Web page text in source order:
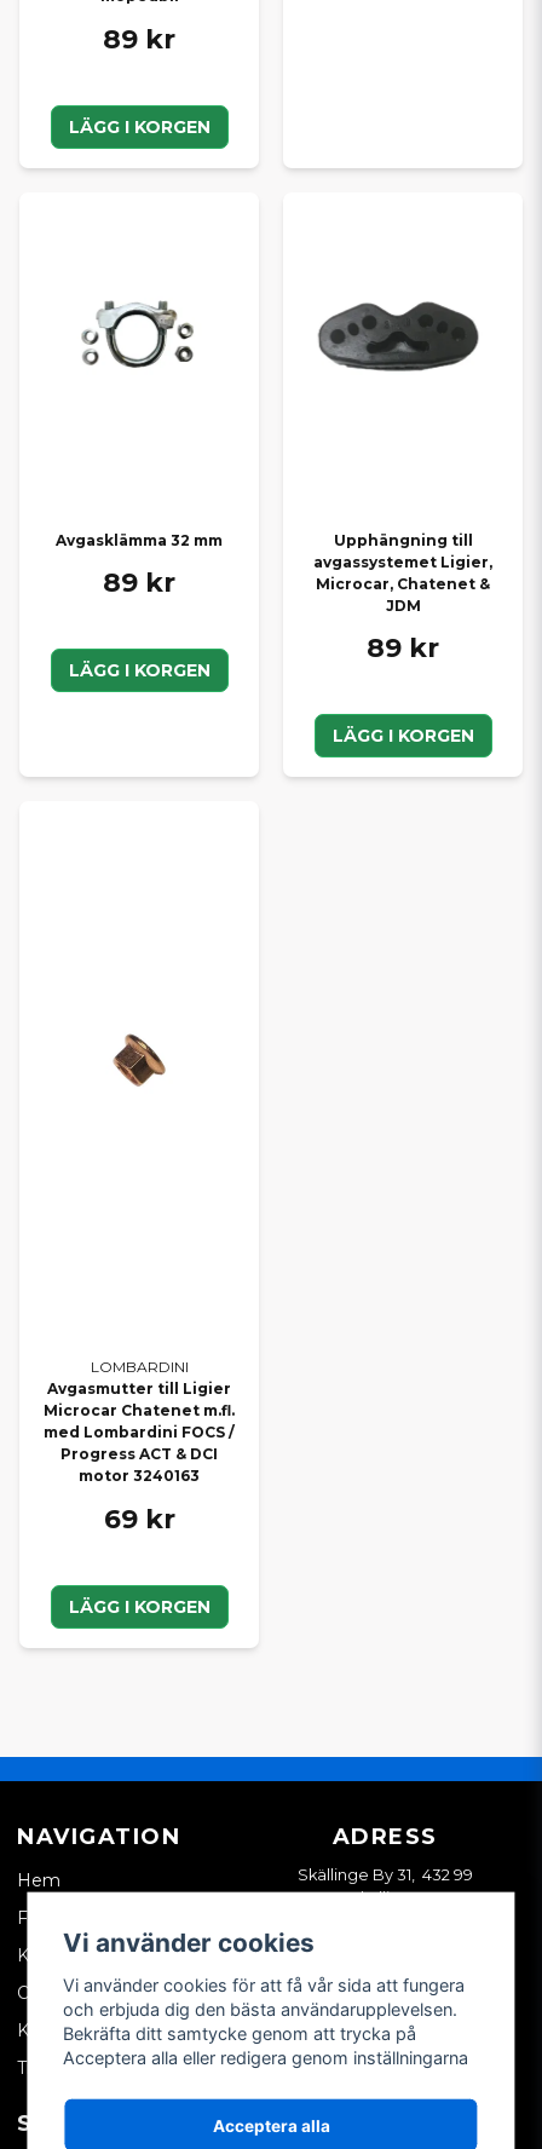
89 kr
LÄGG I KORGEN
Avgasklämma 32 mm
89 kr
LÄGG I KORGEN
Upphängning till
avgassystemet Ligier,
Microcar, Chatenet &
JDM
89 kr
LÄGG I KORGEN
LOMBARDINI
Avgasmutter till Ligier
Microcar Chatenet m.fl.
med Lombardini FOCS /
Progress ACT & DCI
motor 3240163
69 kr
LÄGG I KORGEN
NAVIGATION
Hem
Företagskund
Kontakta oss
Om oss
Köpvillkor
Tips & trix
ADRESS
Skällinge By 31, 432 99
Skällinge
SOCIALA MEDIER MITT KONTO
Vi använder cookies
Vi använder cookies för att få vår sida att fungera
och erbjuda dig den bästa användarupplevelsen.
Bekräfta ditt samtycke genom att trycka på
Acceptera alla eller redigera genom inställningarna
Acceptera alla